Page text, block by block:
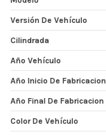
Versión De Vehículo
Cilindrada
Año Vehículo
Año Inicio De Fabricacion
Año Final De Fabricacion
Color De Vehículo